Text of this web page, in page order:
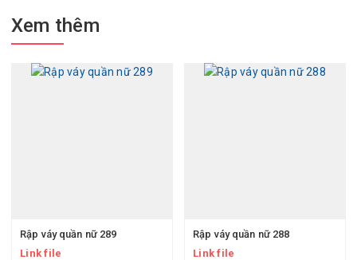
Xem thêm
Rập váy quần nữ 289
Link file
Rập váy quần nữ 288
Link file